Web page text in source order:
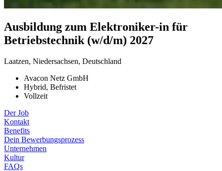
Ausbildung zum Elektroniker-in für
Betriebstechnik (w/​d/​m) 2027
Laatzen, Niedersachsen, Deutschland
Avacon Netz GmbH
Hybrid, Befristet
Vollzeit
Der Job
Kontakt
Benefits
Dein Bewerbungsprozess
Unternehmen
Kultur
FAQs